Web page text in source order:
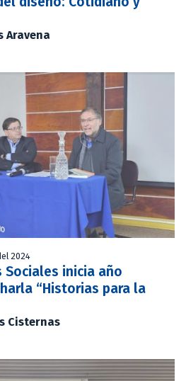
Aravena
2024
Sociales inicia año
“Historias para la
Cisternas